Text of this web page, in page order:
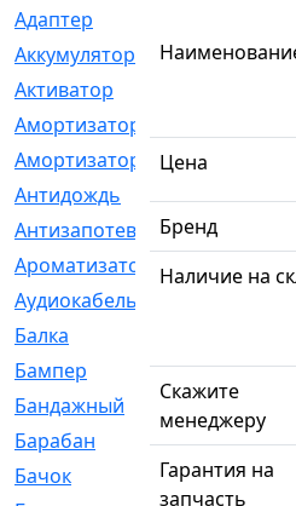
Адаптер
Аккумулятор
[2]
Активатор
Амортизатор
Амортизаторы
Антидождь
[1]
Антизапотеватель
Ароматизатор
[35]
Аудиокабель
Балка
Бампер
[137]
Бандажный
[6]
Барабан
[5]
Бачок
[40]
Цена
Бренд
Наличие на
Скажите
менеджеру
Гарантия на
запчасть